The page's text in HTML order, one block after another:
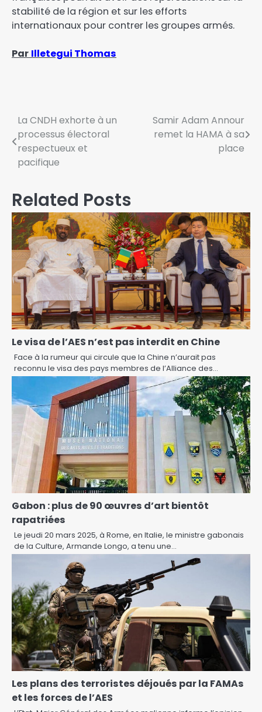
stabilité de la région et sur les efforts
internationaux pour contrer les groupes armés.
Par Illetegui Thomas
La CNDH exhorte à un
processus électoral
respectueux et
pacifique
Samir Adam Annour
remet la HAMA à sa
place
Related Posts
Le visa de l’AES n’est pas interdit en Chine
Face à la rumeur qui circule que la Chine n’aurait pas
reconnu le visa des pays membres de l’Alliance des…
Gabon : plus de 90 œuvres d’art bientôt
rapatriées
Le jeudi 20 mars 2025, à Rome, en Italie, le ministre gabonais
de la Culture, Armande Longo, a tenu une…
Les plans des terroristes déjoués par la FAMAs
et les forces de l’AES